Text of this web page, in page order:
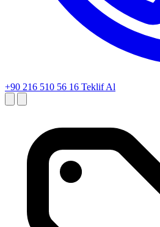
+90 216 510 56 16 Teklif Al